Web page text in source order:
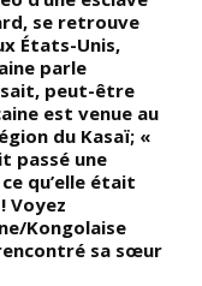
se retrouve
États-Unis,
parle
peut-être
est venue au
du Kasaï; «
passé une
qu’elle était
Voyez
Kongolaise
sa sœur